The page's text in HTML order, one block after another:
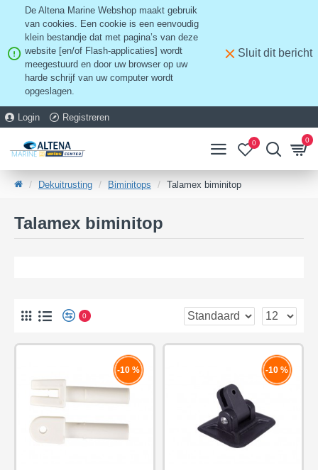
De Altena Marine Webshop maakt gebruik
van cookies. Een cookie is een eenvoudig
klein bestandje dat met pagina’s van deze
website [en/of Flash-applicaties] wordt
meegestuurd en door uw browser op uw
harde schrijf van uw computer wordt
opgeslagen.
Sluit dit bericht
Login Registreren
0 0
Dekuitrusting Biminitops Talamex biminitop
Talamex biminitop
0
-10 % -10 %